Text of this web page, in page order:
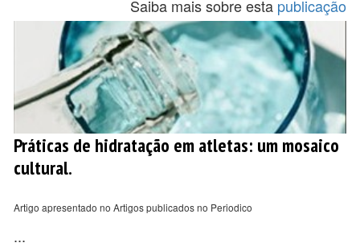
Saiba mais sobre esta publicação
Práticas de hidratação em atletas: um mosaico
cultural.
Artigo apresentado no Artigos publicados no Periodico
...